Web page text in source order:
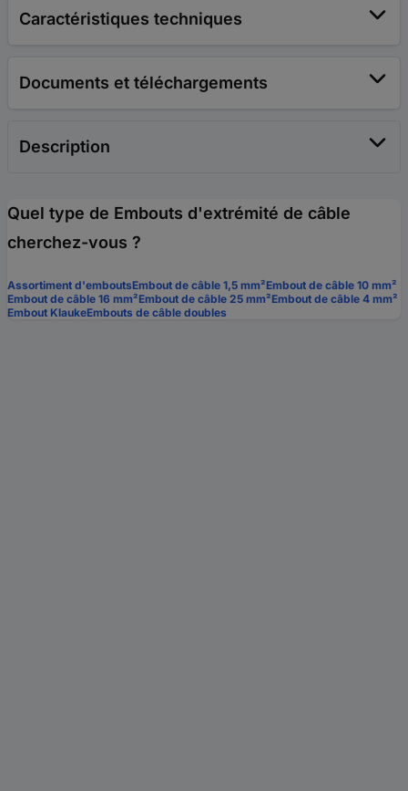
Caractéristiques techniques
Documents et téléchargements
Description
Quel type de Embouts d'extrémité de câble
cherchez-vous ?
Assortiment d'emboutsEmbout de câble 1,5 mm²Embout de câble 10 mm²
Embout de câble 16 mm²Embout de câble 25 mm²Embout de câble 4 mm²
Embout KlaukeEmbouts de câble doubles